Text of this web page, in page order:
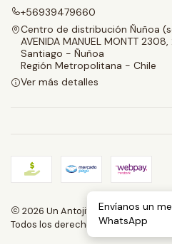
+56939479660
Centro de distribución Ñuñoa
AVENIDA MANUEL MONTT
Santiago - Ñuñoa
Región Metropolitana - Chile
Ver más detalles
2026 Un Antojito.
Todos los derechos reservados.
Envíanos un
WhatsApp